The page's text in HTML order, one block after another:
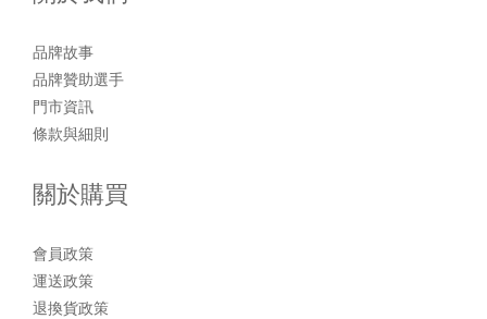
品牌故事
品牌贊助選手
門市資訊
條款與細則
關於購買
會員政策
運送政策
退換貨政策